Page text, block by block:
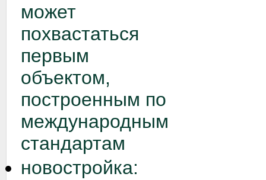
может
похвастаться
первым
объектом,
построенным по
международным
стандартам
новостройка: